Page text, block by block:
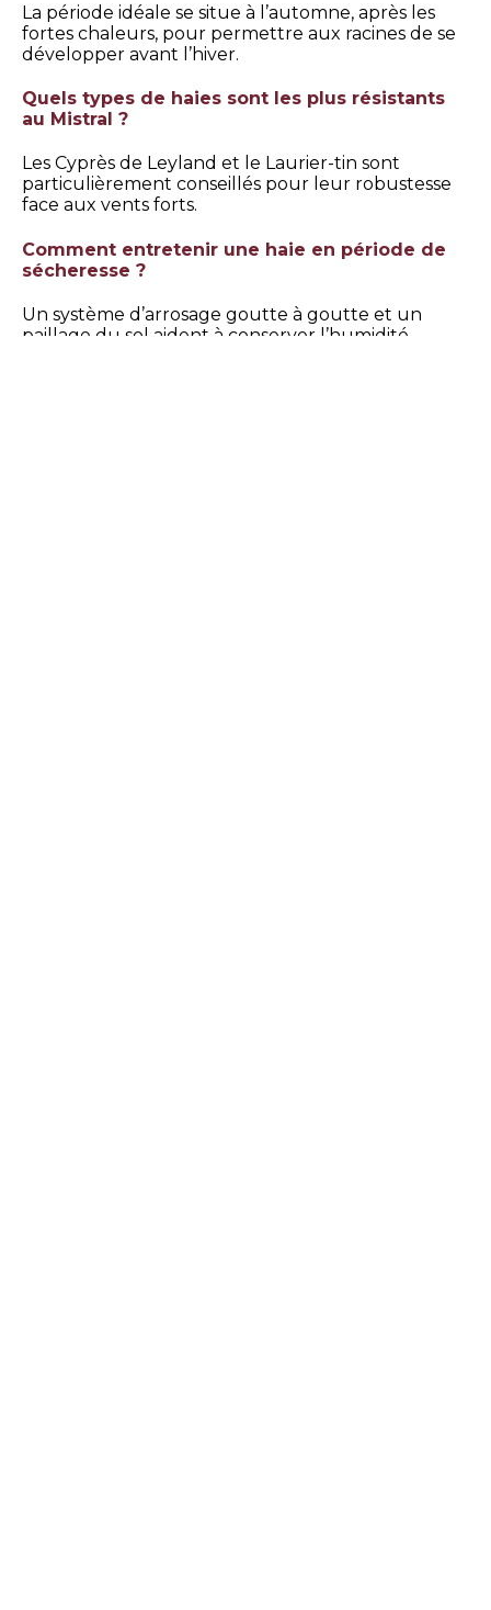
La période idéale se situe à l’automne, après les
fortes chaleurs, pour permettre aux racines de se
développer avant l’hiver.
Quels types de haies sont les plus résistants
au Mistral ?
Les Cyprès de Leyland et le Laurier-tin sont
particulièrement conseillés pour leur robustesse
face aux vents forts.
Comment entretenir une haie en période de
sécheresse ?
Un système d’arrosage goutte à goutte et un
paillage du sol aident à conserver l’humidité